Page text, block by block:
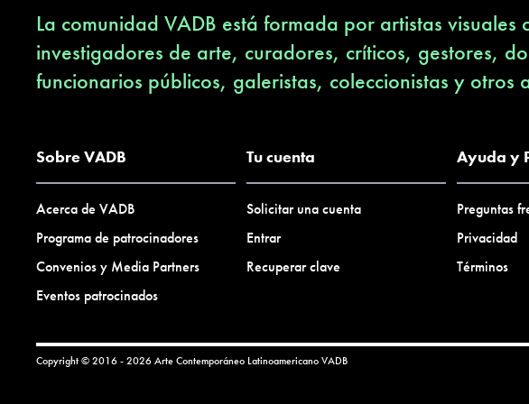
La comunidad VADB está formada por artistas
investigadores de arte, curadores, críticos, gestores,
funcionarios públicos, galeristas, coleccionistas y otros
Sobre VADB
Acerca de VADB
Programa de patrocinadores
Convenios y Media Partners
Eventos patrocinados
Tu cuenta
Solicitar una cuenta
Entrar
Recuperar clave
Ayuda y
Preguntas
Privacidad
Términos
Copyright © 2016 - 2026 Arte Contemporáneo LatinoamericanoVADB